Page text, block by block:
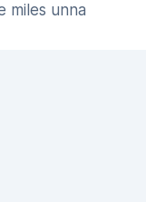
miles unna